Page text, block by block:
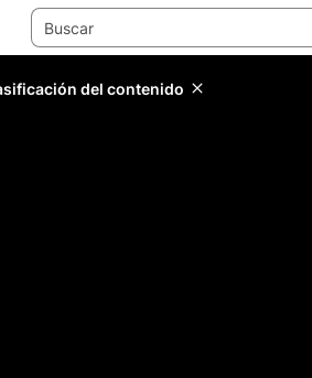
del contenido